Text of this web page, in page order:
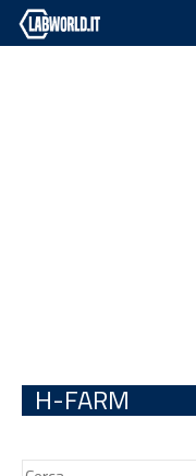
H-FARM